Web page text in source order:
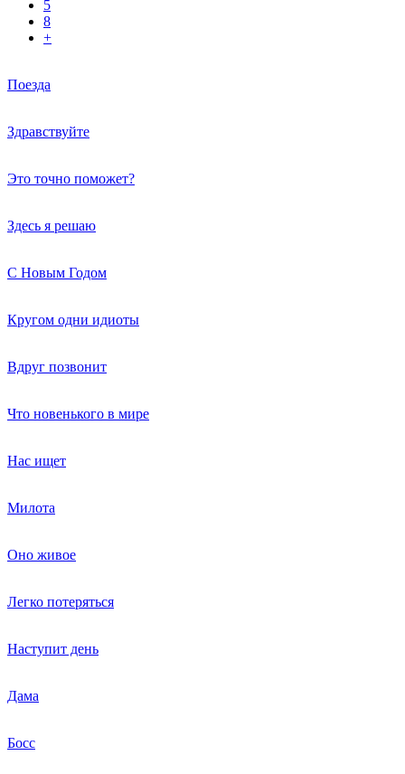
5
8
+
Поезда
Здравствуйте
Это точно поможет?
Здесь я решаю
С Новым Годом
Кругом одни идиоты
Вдруг позвонит
Что новенького в мире
Нас ищет
Милота
Оно живое
Легко потеряться
Наступит день
Дама
Босс